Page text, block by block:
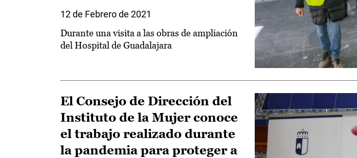
12 de Febrero de 2021
Durante una visita a las obras de ampliación
del Hospital de Guadalajara
El Consejo de Dirección del
Instituto de la Mujer conoce
el trabajo realizado durante
la pandemia para proteger a